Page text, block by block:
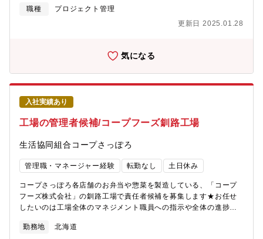
した採用です*原則引っ越しを伴う異動はありません*勤続1年後に
職種
プロジェクト管理
更新日 2025.01.28
気になる
入社実績あり
工場の管理者候補/コープフーズ釧路工場
生活協同組合コープさっぽろ
管理職・マネージャー経験 転勤なし 土日休み
コープさっぽろ各店舗のお弁当や惣菜を製造している、「コープ
フーズ株式会社」の釧路工場で責任者候補を募集します★お任せ
したいのは工場全体のマネジメント職員への指示や全体の進捗の
成で、無理なくお仕事していただけます。※正社員登用制度あり*
勤務地 北海道